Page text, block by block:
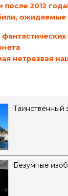
после 2012
фантастических
нетрезвая
Таинственный
Безумные